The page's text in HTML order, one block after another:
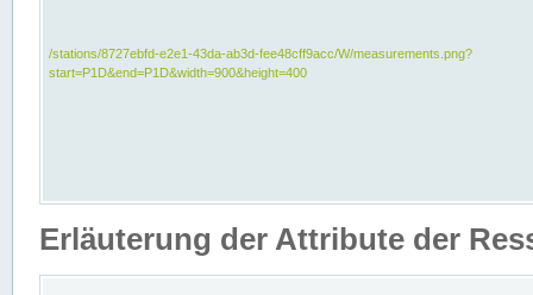
/stations/8727ebfd-e2e1-43da-ab3d-fee48cff9acc/W/measurements.png?
start=P1D&end=P1D&width=900&height=400
Erläuterung der Attribute der